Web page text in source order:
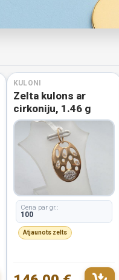
KULONI
Zelta kulons ar
cirkoniju, 1.46 g
Cena par gr.:
100
Atjaunots zelts